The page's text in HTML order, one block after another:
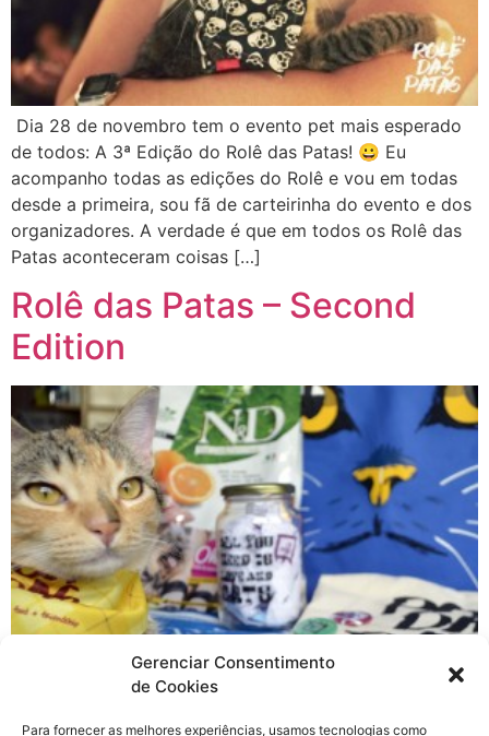
Gerenciar Consentimento
de Cookies
Para fornecer as melhores experiências, usamos tecnologias como
Dia 28 de novembro tem o evento pet mais esperado
de todos: A 3ª Edição do Rolê das Patas! 😀 Eu
acompanho todas as edições do Rolê e vou em todas
desde a primeira, sou fã de carteirinha do evento e dos
organizadores. A verdade é que em todos os Rolê das
Patas aconteceram coisas […]
Rolê das Patas – Second
Edition